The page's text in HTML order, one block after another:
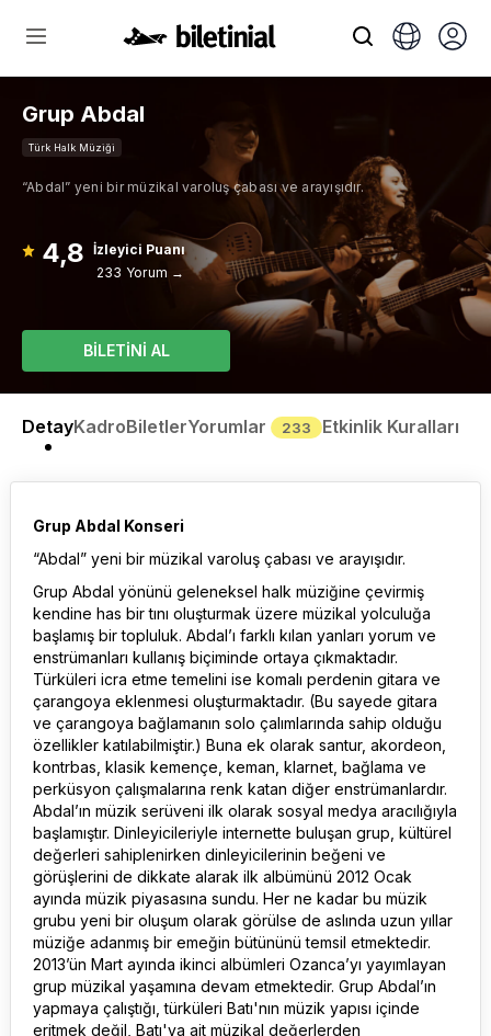
Grup Abdal
Türk Halk Müziği
“Abdal” yeni bir müzikal varoluş çabası ve arayışıdır.
4,8 İzleyici Puanı
233 Yorum →
BİLETİNİ AL
DetayKadroBiletlerYorumlar 233 Etkinlik Kuralları
Grup Abdal Konseri
“Abdal” yeni bir müzikal varoluş çabası ve arayışıdır.
Grup Abdal yönünü geleneksel halk müziğine çevirmiş
kendine has bir tını oluşturmak üzere müzikal yolculuğa
başlamış bir topluluk. Abdal’ı farklı kılan yanları yorum ve
enstrümanları kullanış biçiminde ortaya çıkmaktadır.
Türküleri icra etme temelini ise komalı perdenin gitara ve
çarangoya eklenmesi oluşturmaktadır. (Bu sayede gitara
ve çarangoya bağlamanın solo çalımlarında sahip olduğu
özellikler katılabilmiştir.) Buna ek olarak santur, akordeon,
kontrbas, klasik kemençe, keman, klarnet, bağlama ve
perküsyon çalışmalarına renk katan diğer enstrümanlardır.
Abdal’ın müzik serüveni ilk olarak sosyal medya aracılığıyla
başlamıştır. Dinleyicileriyle internette buluşan grup, kültürel
değerleri sahiplenirken dinleyicilerinin beğeni ve
görüşlerini de dikkate alarak ilk albümünü 2012 Ocak
ayında müzik piyasasına sundu. Her ne kadar bu müzik
grubu yeni bir oluşum olarak görülse de aslında uzun yıllar
müziğe adanmış bir emeğin bütününü temsil etmektedir.
2013’ün Mart ayında ikinci albümleri Ozanca’yı yayımlayan
grup müzikal yaşamına devam etmektedir. Grup Abdal’ın
yapmaya çalıştığı, türküleri Batı'nın müzik yapısı içinde
eritmek değil, Batı'ya ait müzikal değerlerden